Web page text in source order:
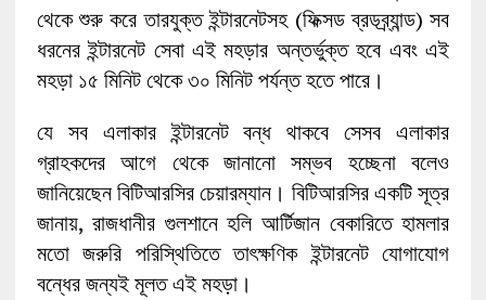
থেকে শুরু করে তারযুক্ত ইন্টারনেটসহ (ফিক্সড ব্রডব্র্যান্ড) সব
ধরনের ইন্টারনেট সেবা এই মহড়ার অন্তর্ভুক্ত হবে এবং এই
মহড়া ১৫ মিনিট থেকে ৩০ মিনিট পর্যন্ত হতে পারে।
যে সব এলাকার ইন্টারনেট বন্ধ থাকবে সেসব এলাকার
গ্রাহকদের আগে থেকে জানানো সম্ভব হচ্ছেনা বলেও
জানিয়েছেন বিটিআরসির চেয়ারম্যান। বিটিআরসির একটি সূত্র
জানায়, রাজধানীর গুলশানে হলি আর্টিজান বেকারিতে হামলার
মতো জরুরি পরিস্থিতিতে তাৎক্ষণিক ইন্টারনেট যোগাযোগ
বন্ধের জন্যই মূলত এই মহড়া।